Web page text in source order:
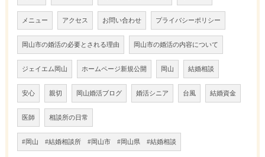
メニュー アクセス お問い合わせ プライバシーポリシー
岡山市の婚活の必要とされる理由 岡山市の婚活の内容について
ジェイエム岡山 ホームページ新規公開 岡山 結婚相談
安心 親切 岡山婚活ブログ 婚活シニア 台風 結婚資金
医師 相談所の日常
#岡山 #結婚相談所 #岡山市 #岡山県 #結婚相談